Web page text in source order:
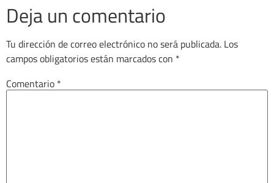
Deja un comentario
Tu dirección de correo electrónico no será publicada. Los
campos obligatorios están marcados con *
Comentario *